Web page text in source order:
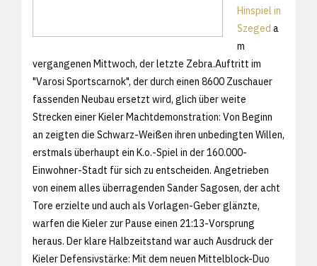
Hinspiel in
Szeged a
m
vergangenen Mittwoch, der letzte Zebra.Auftritt im
"Varosi Sportscarnok", der durch einen 8600 Zuschauer
fassenden Neubau ersetzt wird, glich über weite
Strecken einer Kieler Machtdemonstration: Von Beginn
an zeigten die Schwarz-Weißen ihren unbedingten Willen,
erstmals überhaupt ein K.o.-Spiel in der 160.000-
Einwohner-Stadt für sich zu entscheiden. Angetrieben
von einem alles überragenden Sander Sagosen, der acht
Tore erzielte und auch als Vorlagen-Geber glänzte,
warfen die Kieler zur Pause einen 21:13-Vorsprung
heraus. Der klare Halbzeitstand war auch Ausdruck der
Kieler Defensivstärke: Mit dem neuen Mittelblock-Duo